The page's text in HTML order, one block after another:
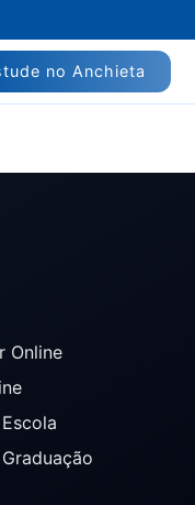
no Anchieta
Online